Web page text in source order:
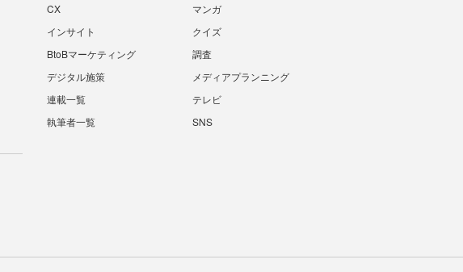
CX
マンガ
インサイト
クイズ
BtoBマーケティング
調査
デジタル施策
メディアプランニング
連載一覧
テレビ
執筆者一覧
SNS